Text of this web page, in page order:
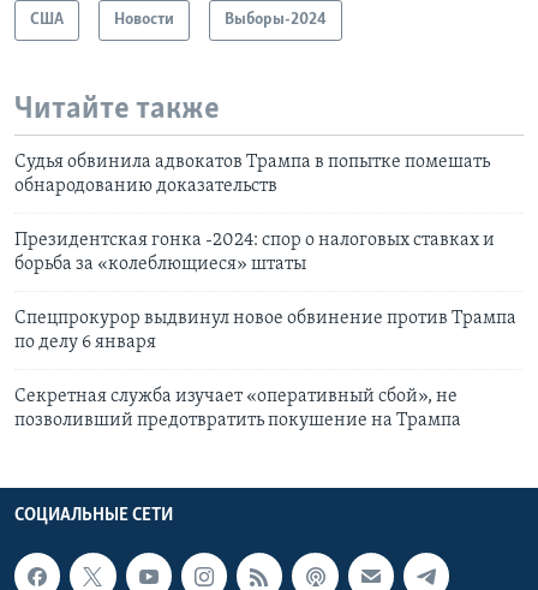
США Новости Выборы-2024
Читайте также
Судья обвинила адвокатов Трампа в попытке помешать
обнародованию доказательств
Президентская гонка -2024: спор о налоговых ставках и
борьба за «колеблющиеся» штаты
Спецпрокурор выдвинул новое обвинение против Трампа
по делу 6 января
Секретная служба изучает «оперативный сбой», не
позволивший предотвратить покушение на Трампа
СОЦИАЛЬНЫЕ СЕТИ